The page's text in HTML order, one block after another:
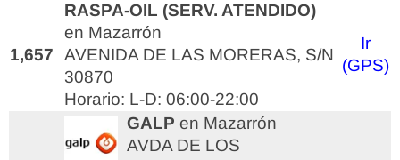
1,657
RASPA-OIL (SERV. ATENDIDO)
en Mazarrón
AVENIDA DE LAS MORERAS, S/N
30870
Horario: L-D: 06:00-22:00
Ir
(GPS)
GALP en Mazarrón
AVDA DE LOS